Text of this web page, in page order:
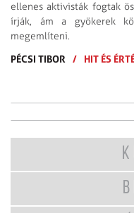
ellenes aktivisták fogtak
írják, ám a gyökerek
megemlíteni.
PÉCSI TIBOR
/ HIT ÉS